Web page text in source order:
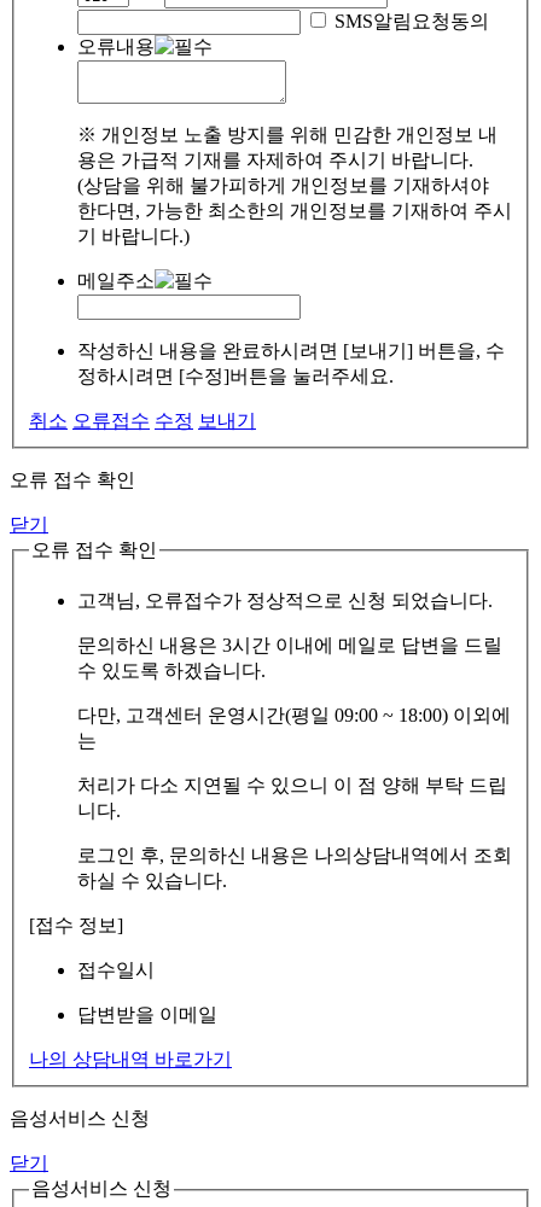
SMS알림요청동의
오류내용
※ 개인정보 노출 방지를 위해 민감한 개인정보 내
용은 가급적 기재를 자제하여 주시기 바랍니다.
(상담을 위해 불가피하게 개인정보를 기재하셔야
한다면, 가능한 최소한의 개인정보를 기재하여 주시
기 바랍니다.)
메일주소
작성하신 내용을 완료하시려면 [보내기] 버튼을, 수
정하시려면 [수정]버튼을 눌러주세요.
취소 오류접수 수정 보내기
오류 접수 확인
닫기
오류 접수 확인
고객님, 오류접수가 정상적으로 신청 되었습니다.
문의하신 내용은 3시간 이내에 메일로 답변을 드릴
수 있도록 하겠습니다.
다만, 고객센터 운영시간(평일 09:00 ~ 18:00) 이외에
는
처리가 다소 지연될 수 있으니 이 점 양해 부탁 드립
니다.
로그인 후, 문의하신 내용은 나의상담내역에서 조회
하실 수 있습니다.
[접수 정보]
접수일시
답변받을 이메일
나의 상담내역 바로가기
음성서비스 신청
닫기
음성서비스 신청